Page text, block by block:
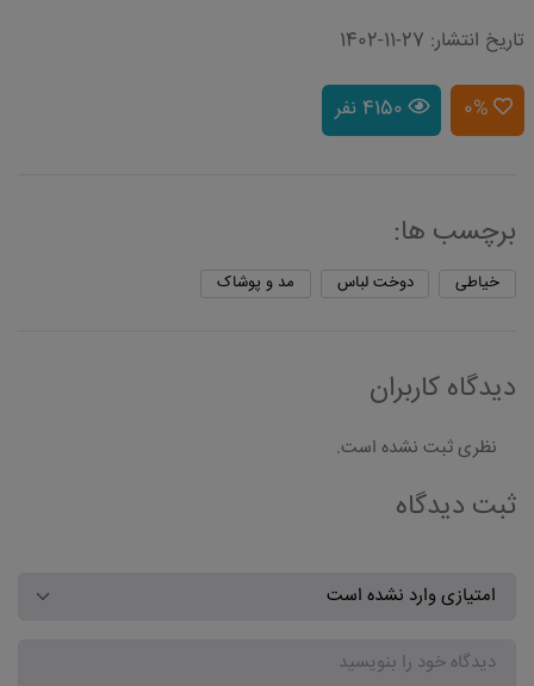
تاریخ انتشار: 27-11-1402
0% 4150 نفر
برچسب ها:
خیاطی دوخت لباس مد و پوشاک
دیدگاه کاربران
نظری ثبت نشده است.
ثبت دیدگاه